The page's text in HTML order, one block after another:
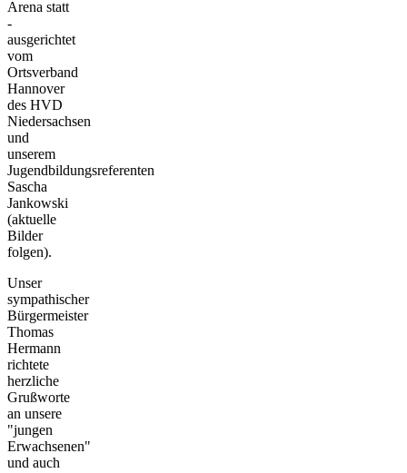
Arena statt
-
ausgerichtet
vom
Ortsverband
Hannover
des HVD
Niedersachsen
und
unserem
Jugendbildungsreferenten
Sascha
Jankowski
(aktuelle
Bilder
folgen).
Unser
sympathischer
Bürgermeister
Thomas
Hermann
richtete
herzliche
Grußworte
an unsere
"jungen
Erwachsenen"
und auch